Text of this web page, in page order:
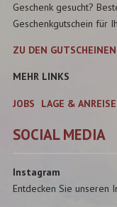
Geschenk gesucht?
Geschenkgutschein für
ZU DEN GUTSCHEINEN
MEHR LINKS
JOBS LAGE & ANREISE
SOCIAL MEDIA
Instagram
Entdecken Sie unseren